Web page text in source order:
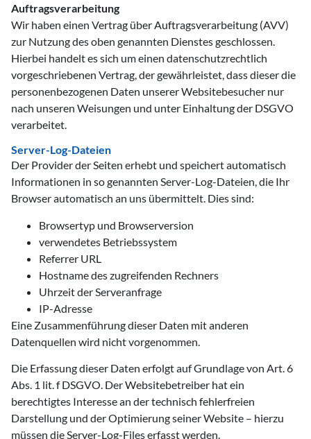
Auftragsverarbeitung
Wir haben einen Vertrag über Auftragsverarbeitung (AVV)
zur Nutzung des oben genannten Dienstes geschlossen.
Hierbei handelt es sich um einen datenschutzrechtlich
vorgeschriebenen Vertrag, der gewährleistet, dass dieser die
personenbezogenen Daten unserer Websitebesucher nur
nach unseren Weisungen und unter Einhaltung der DSGVO
verarbeitet.
Server-Log-Dateien
Der Provider der Seiten erhebt und speichert automatisch
Informationen in so genannten Server-Log-Dateien, die Ihr
Browser automatisch an uns übermittelt. Dies sind:
Browsertyp und Browserversion
verwendetes Betriebssystem
Referrer URL
Hostname des zugreifenden Rechners
Uhrzeit der Serveranfrage
IP-Adresse
Eine Zusammenführung dieser Daten mit anderen
Datenquellen wird nicht vorgenommen.
Die Erfassung dieser Daten erfolgt auf Grundlage von Art. 6
Abs. 1 lit. f DSGVO. Der Websitebetreiber hat ein
berechtigtes Interesse an der technisch fehlerfreien
Darstellung und der Optimierung seiner Website – hierzu
müssen die Server-Log-Files erfasst werden.